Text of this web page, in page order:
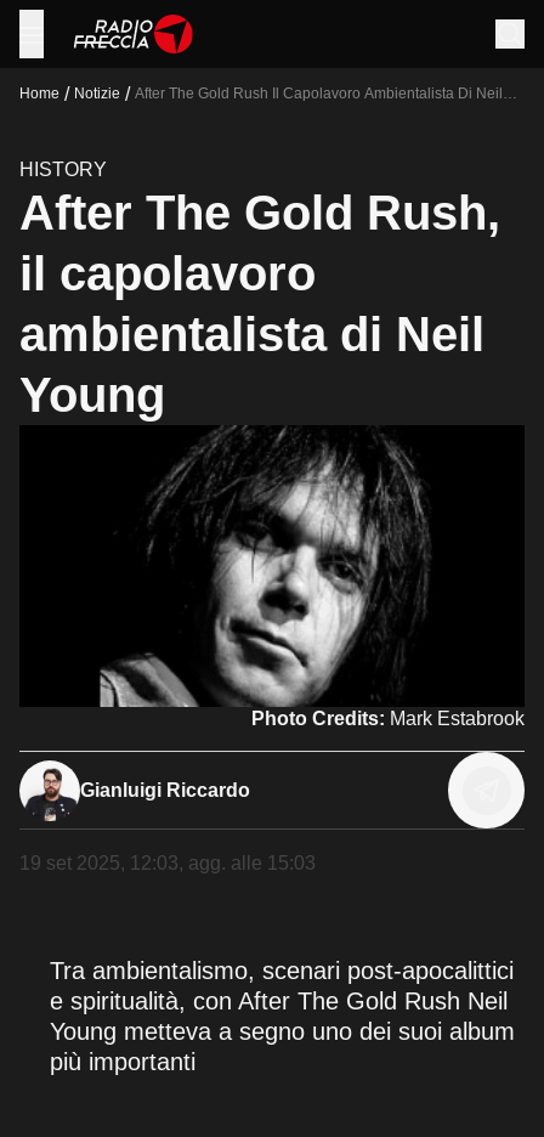
Home / Notizie / After The Gold Rush Il Capolavoro Ambientalista Di Neil
HISTORY
After The Gold Rush,
il capolavoro
ambientalista di Neil
Young
Photo Credits: Mark Estabrook
Gianluigi Riccardo
19 set 2025, 12:03, agg. alle 15:03
Tra ambientalismo, scenari post-apocalittici
e spiritualità, con After The Gold Rush Neil
Young metteva a segno uno dei suoi album
più importanti